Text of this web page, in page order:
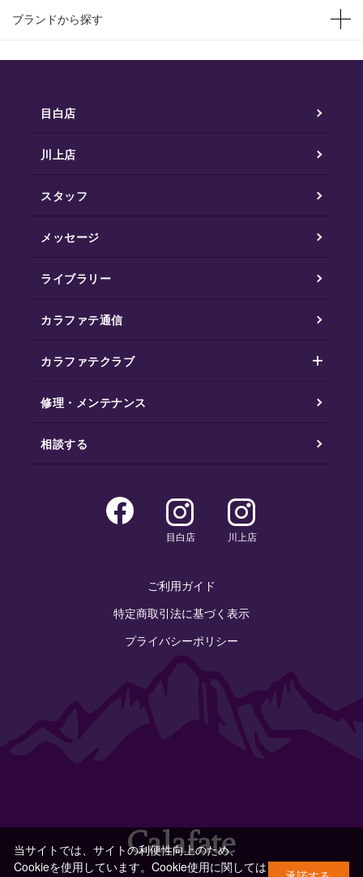
ブランドから探す
目白店
川上店
スタッフ
メッセージ
ライブラリー
カラファテ通信
カラファテクラブ
修理・メンテナンス
相談する
目白店 川上店
ご利用ガイド
特定商取引法に基づく表示
プライバシーポリシー
当サイトでは、サイトの利便性向上のため、
Cookieを使用しています。Cookie使用に関しては